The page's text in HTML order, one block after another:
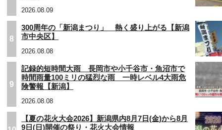
2026.08.09
8
300周年の「新潟まつり」 熱く盛り上がる【新潟
市中央区】
2026.08.08
9
記録的短時間大雨 長岡市や小千谷市・魚沼市で
時間雨量100ミリの猛烈な雨 一時レベル4大雨危
険警報【新潟】
2026.08.08
【夏の花火大会2026】新潟県内8月7日(金)から8月
9日(日)開催の祭り・花火大会情報